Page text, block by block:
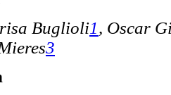
Buglioli1, Oscar
3